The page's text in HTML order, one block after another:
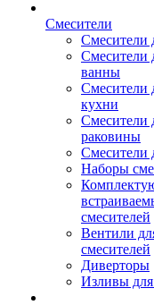
Смесители
Смесители
Смесители
ванны
Смесители
кухни
Смесители
раковины
Смесители
Наборы
смесителей
Вентили
смесителей
Диверторы
Изливы